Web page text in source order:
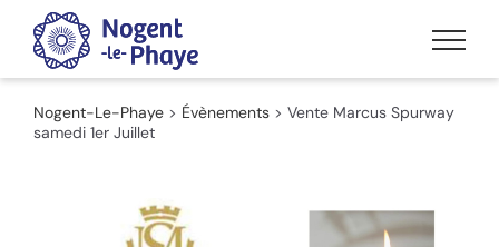
Passer
contenu
Nogent-Le-Phaye > Évènements > Vente Marcus Spurway
samedi 1er Juillet